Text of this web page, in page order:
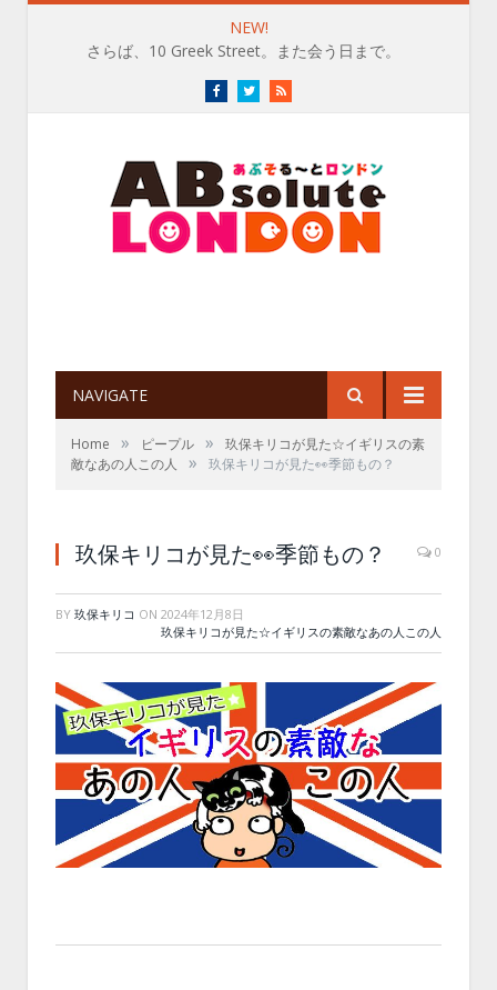
NEW!
さらば、10 Greek Street。また会う日まで。
FacebookTwitterRSS
NAVIGATE
Home » ピープル »
玖保キリコが見た☆イギリスの素
敵なあの人この人
» 玖保キリコが見た👀季節もの？
玖保キリコが見た👀季節もの？ 0
BY 玖保キリコ ON 2024年12月8日
玖保キリコが見た☆イギリスの素敵なあの人この人